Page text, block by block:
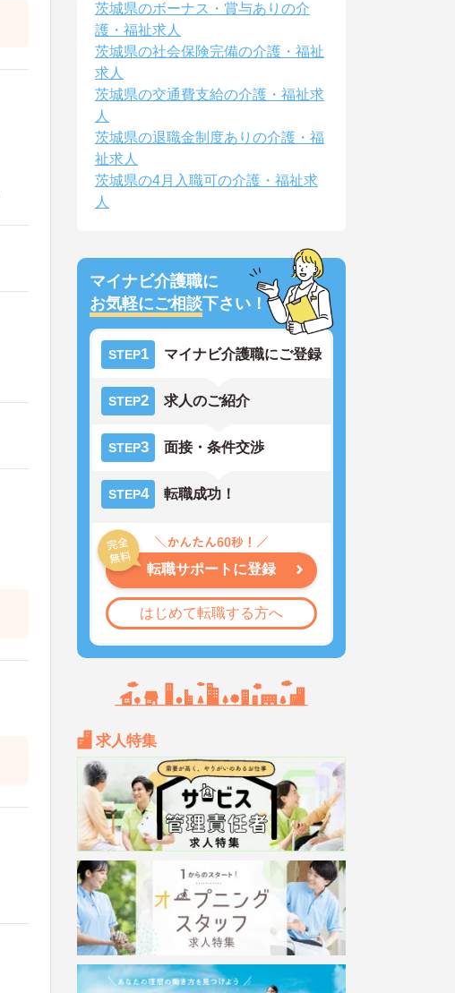
茨城県のボーナス・賞与ありの介
護・福祉求人
茨城県の社会保険完備の介護・福祉
求人
茨城県の交通費支給の介護・福祉求
人
茨城県の退職金制度ありの介護・福
祉求人
茨城県の4月入職可の介護・福祉求
人
マイナビ介護職に
お気軽にご相談下さい！
STEP1 マイナビ介護職にご登録
STEP2 求人のご紹介
STEP3 面接・条件交渉
STEP4 転職成功！
転職サポートに登録
はじめて転職する方へ
求人特集